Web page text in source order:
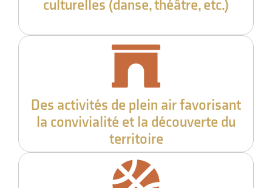
culturelles (danse, théâtre, etc.)
Des activités de plein air favorisant
la convivialité et la découverte du
territoire